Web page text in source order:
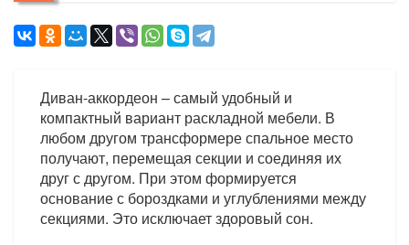
Диван-аккордеон – самый удобный и
компактный вариант раскладной мебели. В
любом другом трансформере спальное место
получают, перемещая секции и соединяя их
друг с другом. При этом формируется
основание с бороздками и углублениями между
секциями. Это исключает здоровый сон.